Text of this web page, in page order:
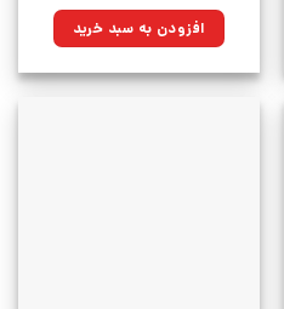
۷۰۰,۰۰۰تومان
بود.
۵۰۰,۵۰۰تومان.افزودن به سبد خرید